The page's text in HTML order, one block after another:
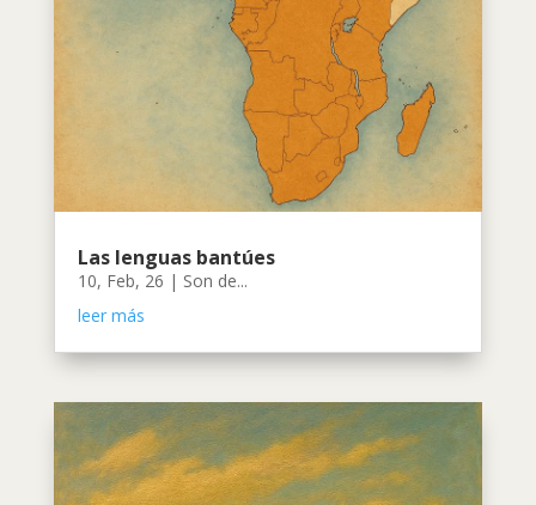
Las lenguas bantúes
10, Feb, 26 | Son de...
leer más